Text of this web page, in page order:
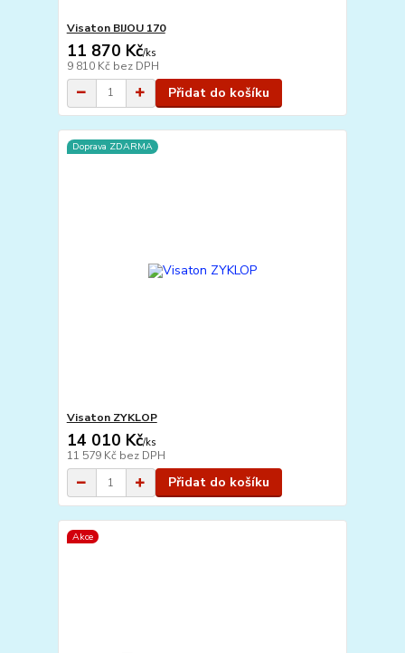
Visaton BIJOU 170
11 870 Kč/ks
9 810 Kč bez DPH
Přidat do košíku
Doprava ZDARMA
Visaton ZYKLOP
14 010 Kč/ks
11 579 Kč bez DPH
Přidat do košíku
Akce